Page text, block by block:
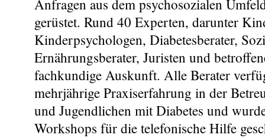
Anfragen aus dem psychosozialen
gerüstet. Rund 40 Experten, darunter
Kinderpsychologen, Diabetesberater,
Ernährungsberater, Juristen und
fachkundige Auskunft. Alle Berater
mehrjährige Praxiserfahrung in der
und Jugendlichen mit Diabetes und
Workshops für die telefonische Hilfe